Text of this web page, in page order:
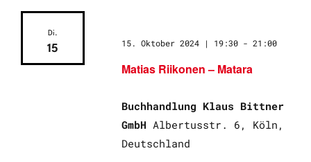
Di.
15
Matias Riikonen – Matara
15. Oktober 2024 | 19:30 - 21:00
Buchhandlung Klaus Bittner
GmbH Albertusstr. 6, Köln,
Deutschland